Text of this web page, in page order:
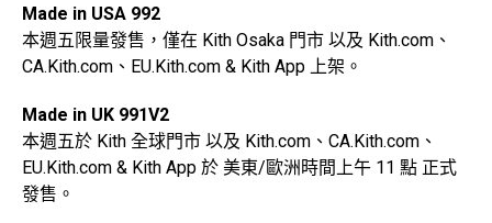
Made in USA 992
本週五限量發售，僅在 Kith Osaka 門市 以及 Kith.com、
CA.Kith.com、EU.Kith.com & Kith App 上架。
Made in UK 991V2
本週五於 Kith 全球門市 以及 Kith.com、CA.Kith.com、
EU.Kith.com & Kith App 於 美東/歐洲時間上午 11 點 正式
發售。